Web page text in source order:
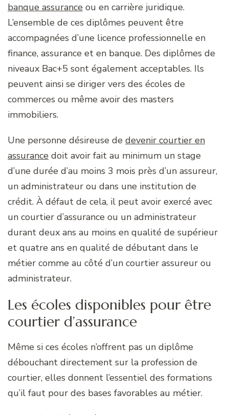
banque assurance ou en carrière juridique.
L’ensemble de ces diplômes peuvent être
accompagnées d’une licence professionnelle en
finance, assurance et en banque. Des diplômes de
niveaux Bac+5 sont également acceptables. Ils
peuvent ainsi se diriger vers des écoles de
commerces ou même avoir des masters
immobiliers.
Une personne désireuse de devenir courtier en
assurance doit avoir fait au minimum un stage
d’une durée d’au moins 3 mois près d’un assureur,
un administrateur ou dans une institution de
crédit. À défaut de cela, il peut avoir exercé avec
un courtier d’assurance ou un administrateur
durant deux ans au moins en qualité de supérieur
et quatre ans en qualité de débutant dans le
métier comme au côté d’un courtier assureur ou
administrateur.
Les écoles disponibles pour être
courtier d’assurance
Même si ces écoles n’offrent pas un diplôme
débouchant directement sur la profession de
courtier, elles donnent l’essentiel des formations
qu’il faut pour des bases favorables au métier.